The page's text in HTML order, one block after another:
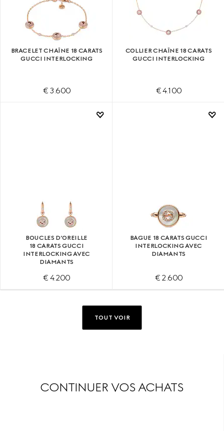
BRACELET CHAÎNE 18 CARATS
GUCCI INTERLOCKING
€ 3.600
COLLIER CHAÎNE 18 CARATS
GUCCI INTERLOCKING
€ 4.100
BOUCLES D’OREILLE
18 CARATS GUCCI
INTERLOCKING AVEC
DIAMANTS
€ 4.200
BAGUE 18 CARATS GUCCI
INTERLOCKING AVEC
DIAMANTS
€ 2.600
TOUT VOIR
CONTINUER VOS ACHATS